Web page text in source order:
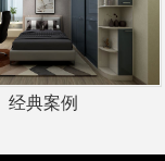
经典案例